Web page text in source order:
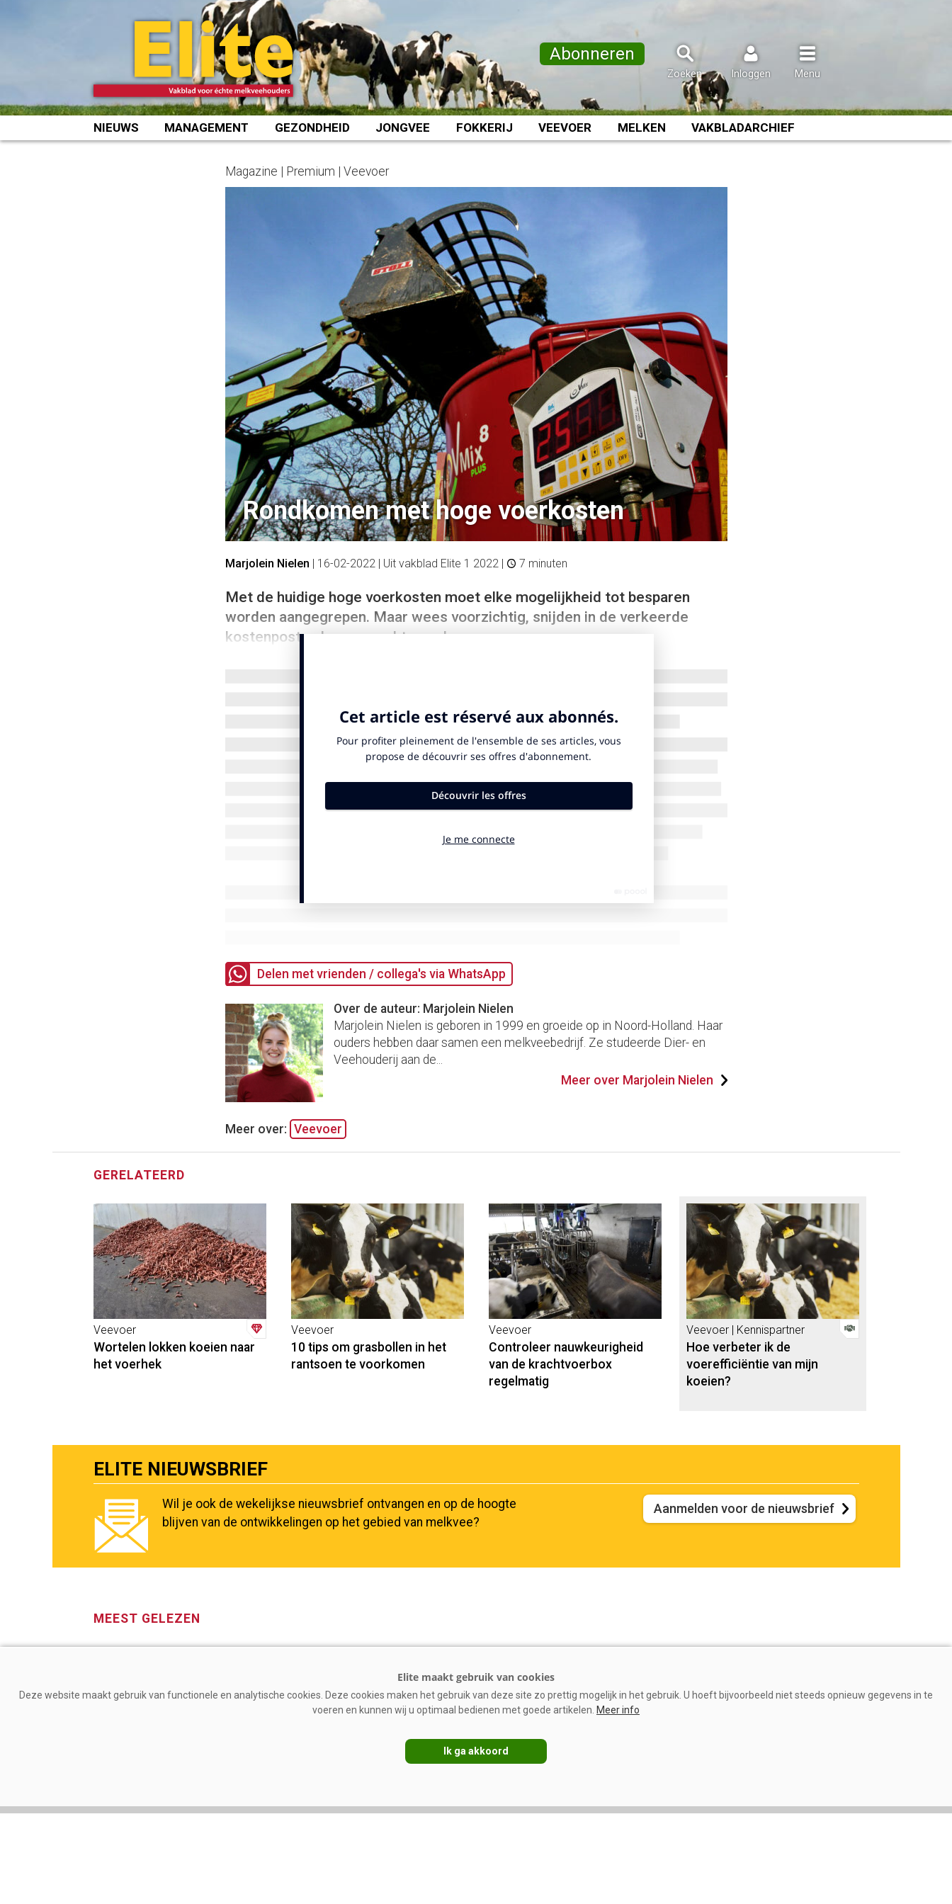
Abonneren
Zoeken Inloggen Menu
NIEUWS MANAGEMENT GEZONDHEID JONGVEE FOKKERIJ VEEVOER MELKEN VAKBLADARCHIEF
Magazine | Premium | Veevoer
Rondkomen met hoge voerkosten
Marjolein Nielen | 16-02-2022| Uit vakblad Elite 1 2022 | 7 minuten
Met de huidige hoge voerkosten moet elke mogelijkheid tot besparen
worden aangegrepen. Maar wees voorzichtig, snijden in de verkeerde
kostenposten kan averechts werken.
Delen met vrienden / collega's via WhatsApp
Over de auteur: Marjolein Nielen
Marjolein Nielen is geboren in 1999 en groeide op in Noord-Holland. Haar
ouders hebben daar samen een melkveebedrijf. Ze studeerde Dier- en
Veehouderij aan de...
Meer over Marjolein Nielen
Meer over: Veevoer
GERELATEERD
Veevoer
Wortelen lokken koeien naar
het voerhek
Veevoer
10 tips om grasbollen in het
rantsoen te voorkomen
Veevoer
Controleer nauwkeurigheid
van de krachtvoerbox
regelmatig
Veevoer | Kennispartner
Hoe verbeter ik de
voerefficiëntie van mijn
koeien?
ELITE NIEUWSBRIEF
Wil je ook de wekelijkse nieuwsbrief ontvangen en op de hoogte
blijven van de ontwikkelingen op het gebied van melkvee?
Aanmelden voor de nieuwsbrief
MEEST GELEZEN
ontstekingsprocessen bij
gezondheidsmanagement
stevigere prijzen ondanks
transitiemanagement niet
Deze website maakt gebruik van functionele en analytische cookies. Deze cookies maken het gebruik van deze site zo prettig mogelijk in het gebruik. U hoeft bijvoorbeeld niet steeds opnieuw gegevens in te
voeren en kunnen wij u optimaal bedienen met goede artikelen. Meer info
Ik ga akkoord